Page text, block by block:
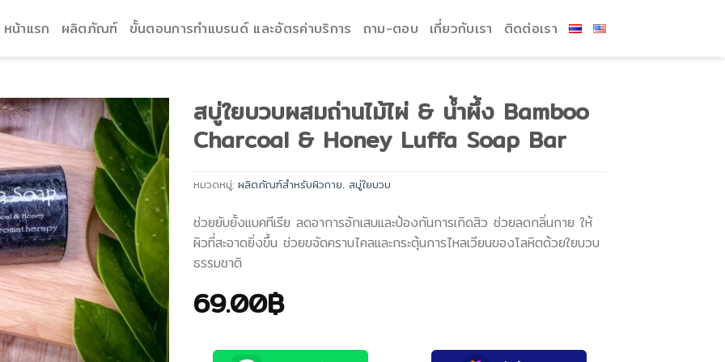
หน้าแรก ผลิตภัณฑ์ ขั้นตอนการทำแบรนด์ และอัตรค่าบริการ ถาม-ตอบ เกี่ยวกับเรา ติดต่อเรา
สบู่ใยบวบผสมถ่านไม้ไผ่ & น้ำผึ้ง Bamboo
Charcoal & Honey Luffa Soap Bar
หมวดหมู่: ผลิตภัณฑ์สำหรับผิวกาย, สบู่ใยบวบ
ช่วยยับยั้งแบคทีเรีย ลดอาการอักเสบและป้องกันการเกิดสิว ช่วยลดกลิ่นกาย ให้
ผิวที่สะอาดยิ่งขึ้น ช่วยขจัดคราบไคลและกระตุ้นการไหลเวียนของโลหิตด้วยใยบวบ
ธรรมชาติ
69.00฿